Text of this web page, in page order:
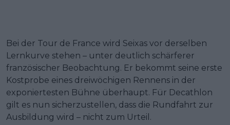
Bei der Tour de France wird Seixas vor derselben
Lernkurve stehen – unter deutlich schärferer
französischer Beobachtung. Er bekommt seine erste
Kostprobe eines dreiwöchigen Rennens in der
exponiertesten Bühne überhaupt. Für Decathlon
gilt es nun sicherzustellen, dass die Rundfahrt zur
Ausbildung wird – nicht zum Urteil.